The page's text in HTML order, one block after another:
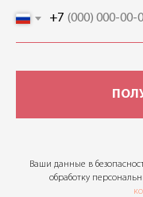
+7
Ваши данные в
обработку